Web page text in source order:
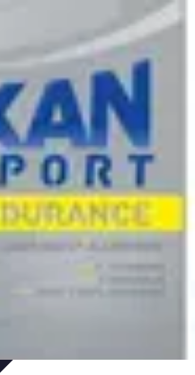
Techniques et
Stratégies d'équipe